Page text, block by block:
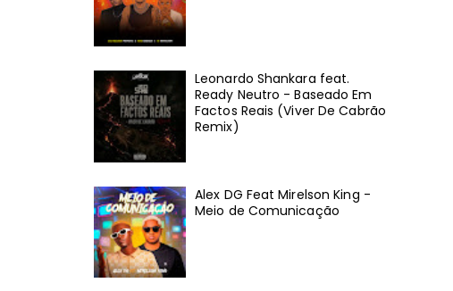
Leonardo Shankara feat.
Ready Neutro - Baseado Em
Factos Reais (Viver De Cabrão
Remix)
Alex DG Feat Mirelson King -
Meio de Comunicação